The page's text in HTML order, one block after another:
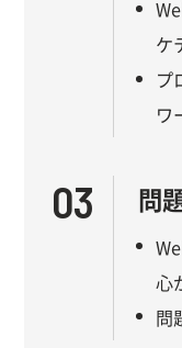
ケ
プ
ワ
03 問
心
問